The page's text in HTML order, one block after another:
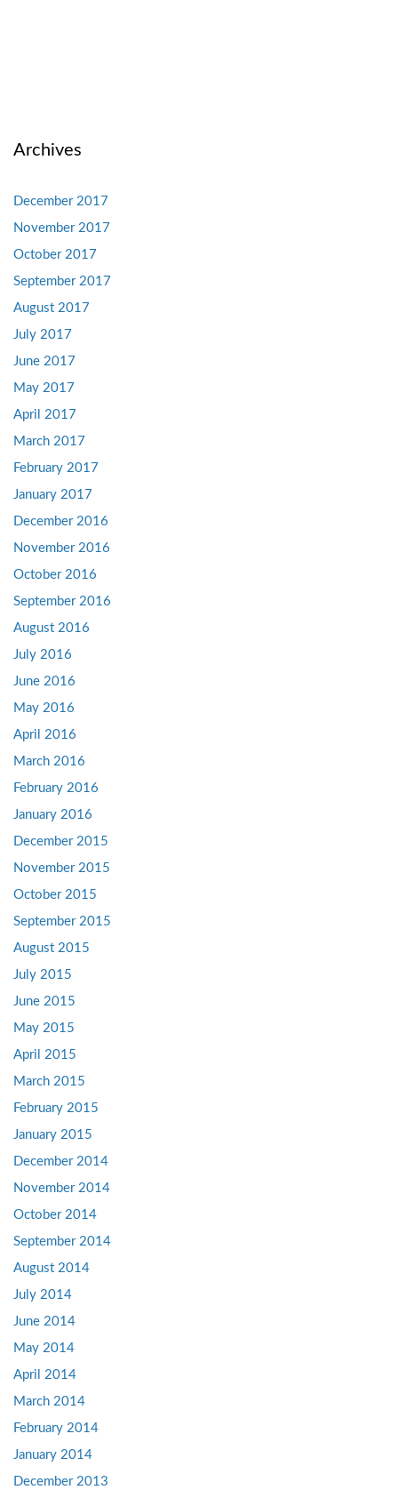
Archives
December 2017
November 2017
October 2017
September 2017
August 2017
July 2017
June 2017
May 2017
April 2017
March 2017
February 2017
January 2017
December 2016
November 2016
October 2016
September 2016
August 2016
July 2016
June 2016
May 2016
April 2016
March 2016
February 2016
January 2016
December 2015
November 2015
October 2015
September 2015
August 2015
July 2015
June 2015
May 2015
April 2015
March 2015
February 2015
January 2015
December 2014
November 2014
October 2014
September 2014
August 2014
July 2014
June 2014
May 2014
April 2014
March 2014
February 2014
January 2014
December 2013